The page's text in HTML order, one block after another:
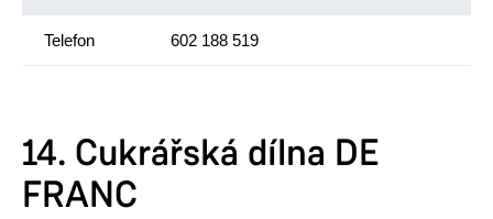
Telefon 602 188 519
14. Cukrářská dílna DE
FRANC